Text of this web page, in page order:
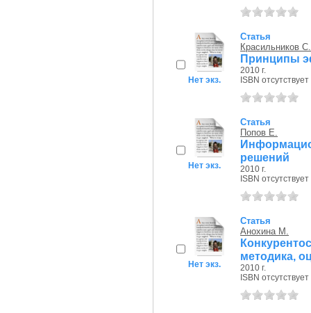
Нет экз.
Статья
Красильников С.
Принципы
2010 г.
ISBN отсутствует
Нет экз.
Статья
Попов Е.
решений
2010 г.
ISBN отсутствует
Нет экз.
Статья
Анохина М.
методика,
2010 г.
ISBN отсутствует